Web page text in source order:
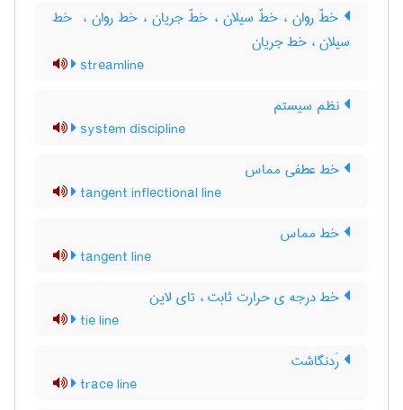
خطّ روان ، خطّ سیلان ، خطّ جریان ، خط روان ، ‌ خط
سیلان ، خط جریان
streamline
نظم سیستم
system discipline
خط عطفی مماس
tangent inflectional line
خط مماس
tangent line
خط درجه ی حرارت ثابت ، تای لاین
tie line
رَدنگاشت
trace line